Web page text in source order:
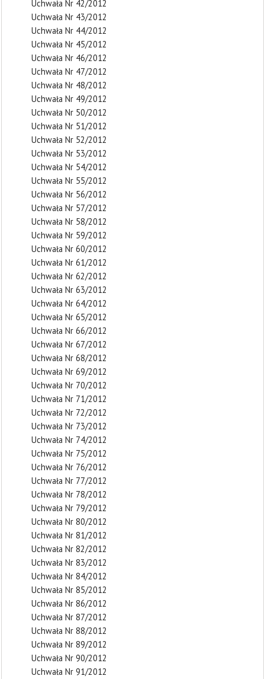
Uchwała Nr 42/2012
Uchwała Nr 43/2012
Uchwała Nr 44/2012
Uchwała Nr 45/2012
Uchwała Nr 46/2012
Uchwała Nr 47/2012
Uchwała Nr 48/2012
Uchwała Nr 49/2012
Uchwała Nr 50/2012
Uchwała Nr 51/2012
Uchwała Nr 52/2012
Uchwała Nr 53/2012
Uchwała Nr 54/2012
Uchwała Nr 55/2012
Uchwała Nr 56/2012
Uchwała Nr 57/2012
Uchwała Nr 58/2012
Uchwała Nr 59/2012
Uchwała Nr 60/2012
Uchwała Nr 61/2012
Uchwała Nr 62/2012
Uchwała Nr 63/2012
Uchwała Nr 64/2012
Uchwała Nr 65/2012
Uchwała Nr 66/2012
Uchwała Nr 67/2012
Uchwała Nr 68/2012
Uchwała Nr 69/2012
Uchwała Nr 70/2012
Uchwała Nr 71/2012
Uchwała Nr 72/2012
Uchwała Nr 73/2012
Uchwała Nr 74/2012
Uchwała Nr 75/2012
Uchwała Nr 76/2012
Uchwała Nr 77/2012
Uchwała Nr 78/2012
Uchwała Nr 79/2012
Uchwała Nr 80/2012
Uchwała Nr 81/2012
Uchwała Nr 82/2012
Uchwała Nr 83/2012
Uchwała Nr 84/2012
Uchwała Nr 85/2012
Uchwała Nr 86/2012
Uchwała Nr 87/2012
Uchwała Nr 88/2012
Uchwała Nr 89/2012
Uchwała Nr 90/2012
Uchwała Nr 91/2012